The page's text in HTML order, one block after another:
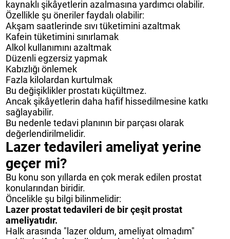
kaynaklı şikâyetlerin azalmasına yardımcı olabilir.
Özellikle şu öneriler faydalı olabilir:
Akşam saatlerinde sıvı tüketimini azaltmak
Kafein tüketimini sınırlamak
Alkol kullanımını azaltmak
Düzenli egzersiz yapmak
Kabızlığı önlemek
Fazla kilolardan kurtulmak
Bu değişiklikler prostatı küçültmez.
Ancak şikâyetlerin daha hafif hissedilmesine katkı
sağlayabilir.
Bu nedenle tedavi planının bir parçası olarak
değerlendirilmelidir.
Lazer tedavileri ameliyat yerine
geçer mi?
Bu konu son yıllarda en çok merak edilen prostat
konularından biridir.
Öncelikle şu bilgi bilinmelidir:
Lazer prostat tedavileri de bir çeşit prostat
ameliyatıdır.
Halk arasında "lazer oldum, ameliyat olmadım"